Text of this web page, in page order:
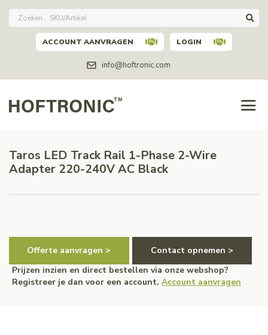
info@hoftronic.com
ACCOUNT AANVRAGEN LOGIN
Taros LED Track Rail 1-Phase 2-Wire
Adapter 220-240V AC Black
Offerte aanvragen >
Contact opnemen >
Prijzen inzien en direct bestellen via onze webshop?
Registreer je dan voor een account. Account aanvragen